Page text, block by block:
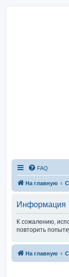
FAQ
На главную
Информация
К сожалению,
повторить
На главную